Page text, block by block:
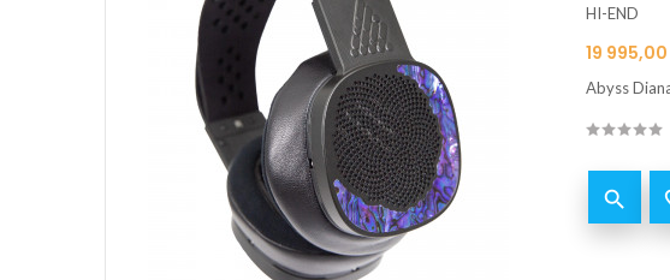
HI-END
Cena
19 995,00
Abyss
